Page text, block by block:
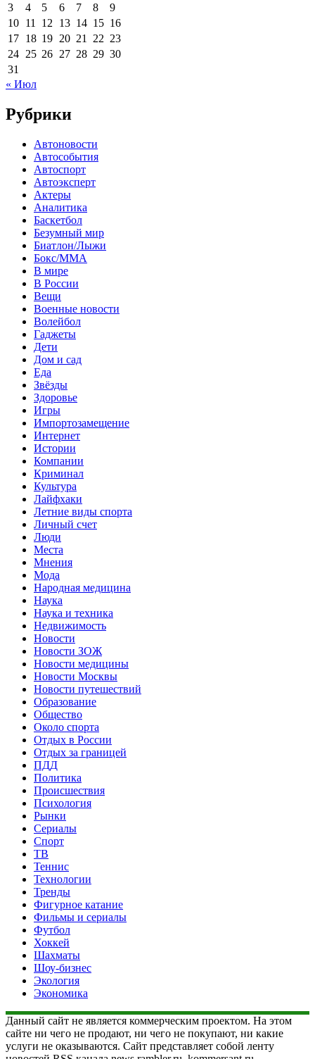
3
4 5 6 7 8
9
10 11 12 13 14 15 16
17 18 19 20 21 22 23
24 25 26 27 28 29 30
31
« Июл
Рубрики
Автоновости
Автособытия
Автоспорт
Автоэксперт
Актеры
Аналитика
Баскетбол
Безумный мир
Биатлон/Лыжи
Бокс/MMA
В мире
В России
Вещи
Военные новости
Волейбол
Гаджеты
Дети
Дом и сад
Еда
Звёзды
Здоровье
Игры
Импортозамещение
Интернет
Истории
Компании
Криминал
Культура
Лайфхаки
Летние виды спорта
Личный счет
Люди
Места
Мнения
Мода
Народная медицина
Наука
Наука и техника
Недвижимость
Новости
Новости ЗОЖ
Новости медицины
Новости Москвы
Новости путешествий
Образование
Общество
Около спорта
Отдых в России
Отдых за границей
ПДД
Политика
Происшествия
Психология
Рынки
Сериалы
Спорт
ТВ
Теннис
Технологии
Тренды
Фигурное катание
Фильмы и сериалы
Футбол
Хоккей
Шахматы
Шоу-бизнес
Экология
Экономика
Данный сайт не является коммерческим проектом. На этом
сайте ни чего не продают, ни чего не покупают, ни какие
услуги не оказываются. Сайт представляет собой ленту